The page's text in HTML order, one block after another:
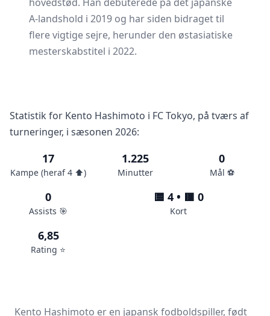
A-landshold i 2019 og har siden bidraget til
flere vigtige sejre, herunder den østasiatiske
mesterskabstitel i 2022.
Statistik for Kento Hashimoto i FC Tokyo, på tværs af
turneringer, i sæsonen 2026:
17
Kampe (heraf 4 ⬆️)
1.225
Minutter
0
Mål ⚽️
0
Assists 🎯
🟨 4 • 🟥 0
Kort
6,85
Rating ⭐️
Kento Hashimoto er en japansk fodboldspiller, født